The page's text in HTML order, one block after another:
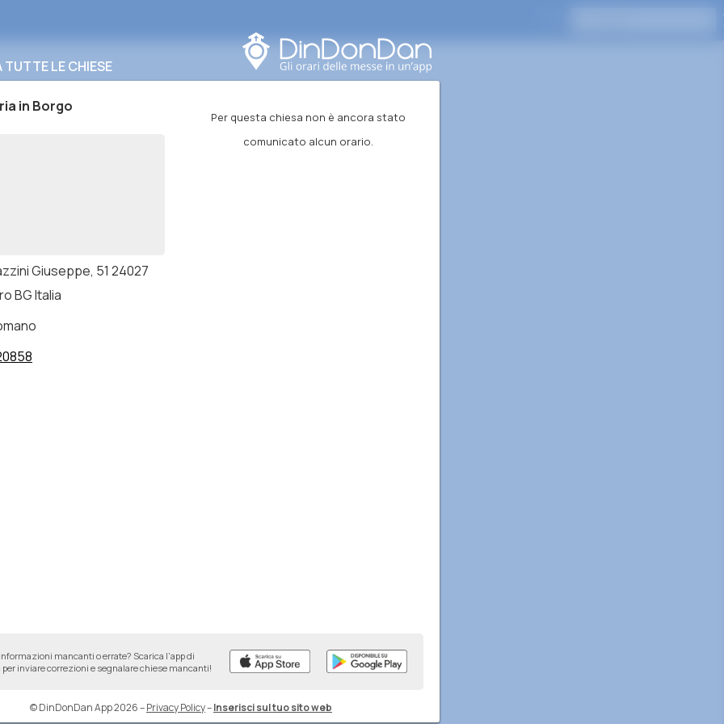
LE CHIESE
in Borgo
Giuseppe, 51 24027
BG Italia
Per questa chiesa non è ancora stato
comunicato alcun orario.
mancanti o errate? Scarica l'app di
per inviare correzioni e segnalare chiese mancanti!
© DinDonDan App 2026–Privacy Policy–Inserisci sul tuo sito web